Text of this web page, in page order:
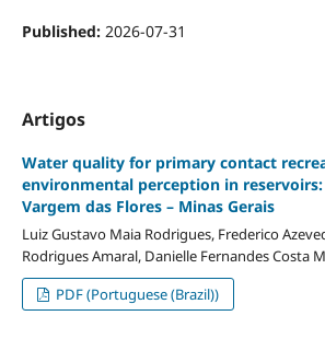
Published: 2026-07-31
Artigos
Water quality for primary contact
environmental perception in
Vargem das Flores – Minas Gerais
Luiz Gustavo Maia Rodrigues, Frederico
Rodrigues Amaral, Danielle Fernandes Costa
PDF (Portuguese (Brazil))